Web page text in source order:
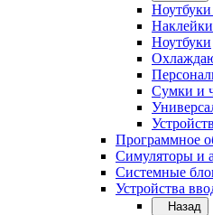
Ноутбуки
Наклейки
Ноутбуки
Сумки и
Программное
Симуляторы и
Системные
Устройства
Назад